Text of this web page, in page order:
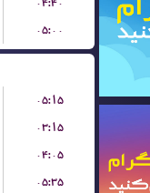
۰۵:۰۰
۰۵:۱۵
۰۳:۱۵
۰۴:۰۵
۰۵:۳۵